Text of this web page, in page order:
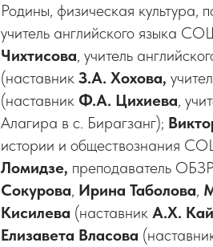
Родины, физическая культура,
учитель английского языка
Чихтисова, учитель
(наставник З.А. Хохова,
(наставник Ф.А. Цихиева,
Алагира в с. Бирагзанг);
истории и обществознания
Ломидзе, преподаватель
Сокурова, Ирина Таболова,
Кисилева (наставник А.Х.
Елизавета Власова